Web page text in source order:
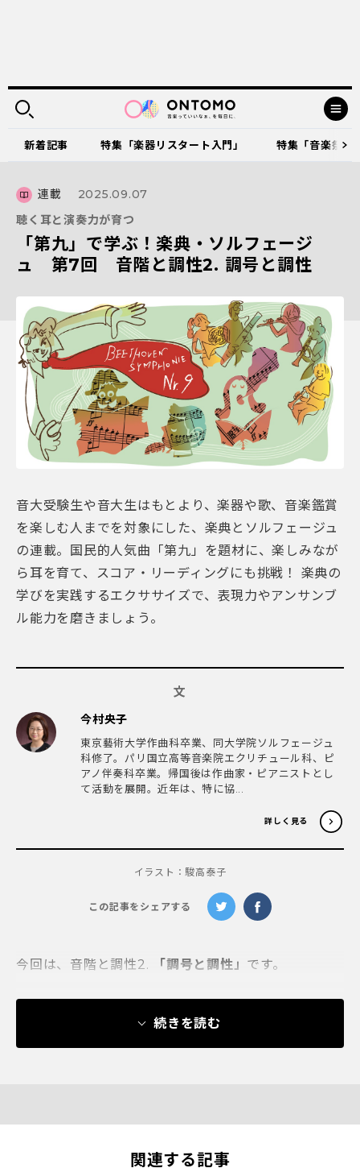
新着記事 特集「楽器リスタート入門」 特集「音楽祭
連載
2025.09.07
聴く耳と演奏力が育つ
「第九」で学ぶ！楽典・ソルフェージ
ュ 第7回 音階と調性2. 調号と調性
音大受験生や音大生はもとより、楽器や歌、音楽鑑賞
を楽しむ人までを対象にした、楽典とソルフェージュ
の連載。国民的人気曲「第九」を題材に、楽しみなが
ら耳を育て、スコア・リーディングにも挑戦！ 楽典の
学びを実践するエクササイズで、表現力やアンサンブ
ル能力を磨きましょう。
文
今村央子
東京藝術大学作曲科卒業、同大学院ソルフェージュ
科修了。パリ国立高等音楽院エクリチュール科、ピ
アノ伴奏科卒業。帰国後は作曲家・ピアニストとし
て活動を展開。近年は、特に協...
詳しく見る
イラスト：駿高泰子
この記事をシェアする
今回は、音階と調性2. 「調号と調性」 です。
続きを読む
関連する記事